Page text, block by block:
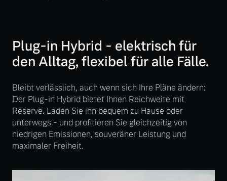
Volvo Selekt
Gebrauchtwagen
Die Neuwagenalternative
Mehr erfahren
Frühjahrscheck
saisonalen Angebote.
Mehr erfahren
Plug-in Hybrid - elektrisch für
den Alltag, flexibel für alle Fälle.
Bleibt verlässlich, auch wenn sich Ihre Pläne ändern:
Der Plug-in Hybrid bietet Ihnen Reichweite mit
Reserve. Laden Sie ihn bequem zu Hause oder
unterwegs - und profitieren Sie gleichzeitig von
niedrigen Emissionen, souveräner Leistung und
maximaler Freiheit.